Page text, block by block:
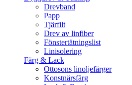
Drevband
Papp
Tjärfilt
Drev av linfiber
Fönstertätningslist
Linisolering
Färg & Lack
Ottosons linoljefärger
Konstnärsfärg